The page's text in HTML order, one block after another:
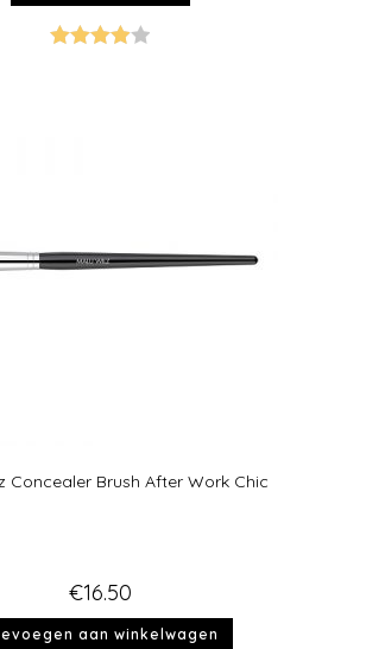
Concealer Brush After Work Chic
€16.50
aan winkelwagen